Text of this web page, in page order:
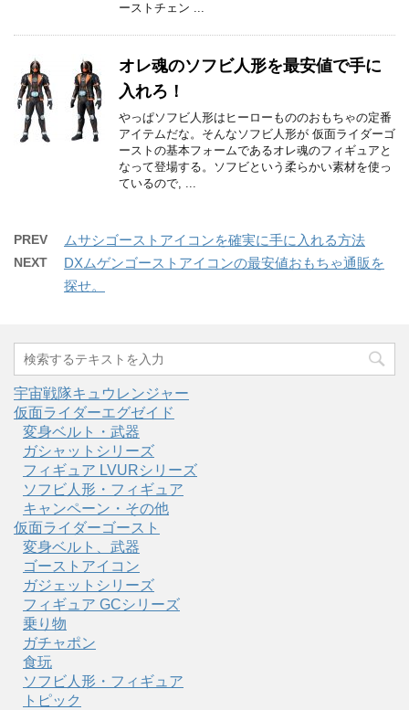
ーストチェン ...
オレ魂のソフビ人形を最安値で手に
入れろ！
やっぱソフビ人形はヒーローもののおもちゃの定番
アイテムだな。そんなソフビ人形が 仮面ライダーゴ
ーストの基本フォームであるオレ魂のフィギュアと
なって登場する。ソフビという柔らかい素材を使っ
ているので, ...
PREV ムサシゴーストアイコンを確実に手に入れる方法
NEXT
DXムゲンゴーストアイコンの最安値おもちゃ通販を
探せ。
宇宙戦隊キュウレンジャー
仮面ライダーエグゼイド
変身ベルト・武器
ガシャットシリーズ
フィギュア LVURシリーズ
ソフビ人形・フィギュア
キャンペーン・その他
仮面ライダーゴースト
変身ベルト、武器
ゴーストアイコン
ガジェットシリーズ
フィギュア GCシリーズ
乗り物
ガチャポン
食玩
ソフビ人形・フィギュア
トピック